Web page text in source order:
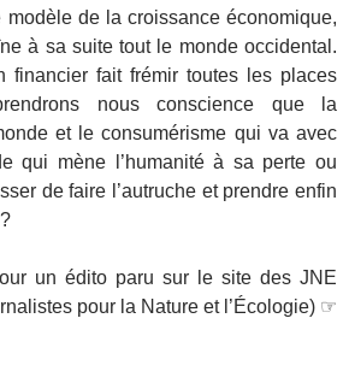
de la croissance économique,
à sa suite tout le monde occidental.
financier fait frémir toutes les places
nous conscience que la
et le consumérisme qui va avec
qui mène l’humanité à sa perte ou
de faire l’autruche et prendre enfin
un édito paru sur le site des JNE
pour la Nature et l’Écologie) ☞